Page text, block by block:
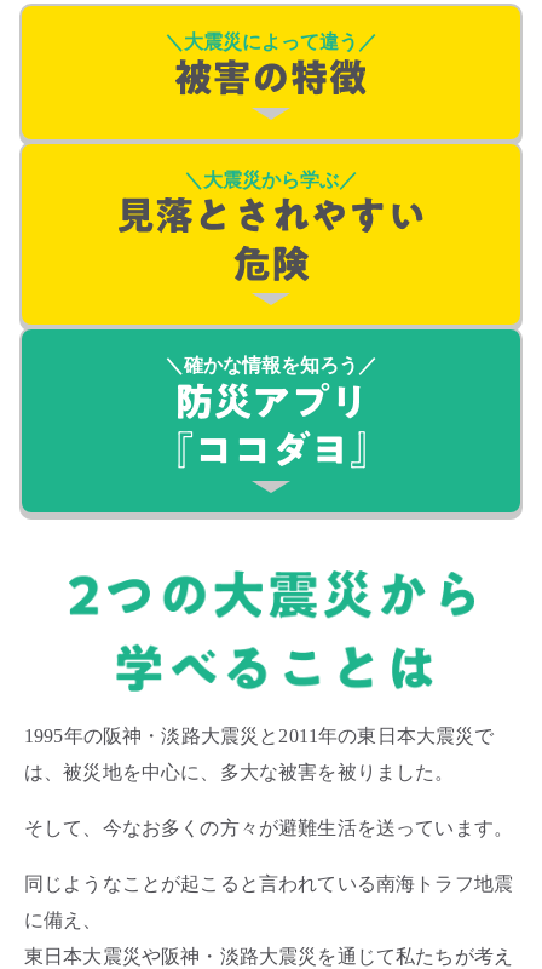
＼大震災によって違う／
＼大震災から学ぶ／
＼確かな情報を知ろう／
1995年の阪神・淡路大震災と2011年の東日本大震災で
は、被災地を中心に、多大な被害を被りました。
そして、今なお多くの方々が避難生活を送っています。
同じようなことが起こると言われている南海トラフ地震
に備え、
東日本大震災や阪神・淡路大震災を通じて私たちが考え